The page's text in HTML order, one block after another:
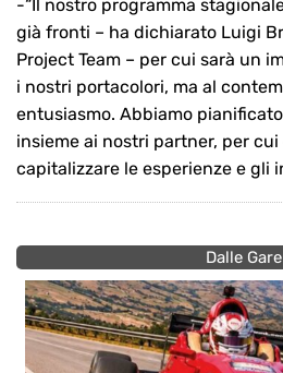
-“Il nostro programma
già fronti – ha dichiarato Luigi
Project Team – per cui sarà un
i nostri portacolori, ma al
entusiasmo. Abbiamo
insieme ai nostri partner, per
capitalizzare le esperienze e gli
Dalle Gare